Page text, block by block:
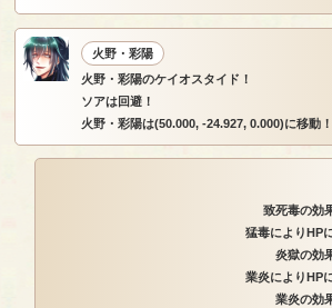
火野・彩陽
火野・彩陽のケイオスタイド！
ソアは回避！
火野・彩陽は(50.000, -24.927, 0.000)に移動！
致死毒の効
猛毒によりHP
炎獄の効
業炎によりHP
業炎の効